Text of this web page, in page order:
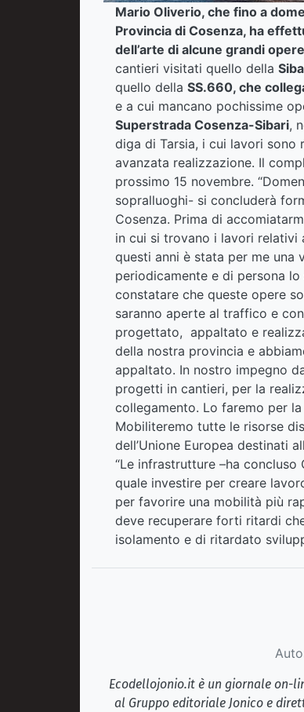
Mario Oliverio, che fino a
Provincia di Cosenza, ha
dell’arte di alcune grandi
cantieri visitati quello della
quello della SS.660, che
e a cui mancano pochissime
Superstrada Cosenza-Sibari,
diga di Tarsia, i cui lavori sono
avanzata realizzazione. Il
prossimo 15 novembre.
sopralluoghi- si concluderà
Cosenza. Prima di
in cui si trovano i lavori relativi
questi anni è stata per me una
periodicamente e di persona
constatare che queste opere
saranno aperte al traffico e
progettato, appaltato e
della nostra provincia e
appaltato. In nostro impegno
progetti in cantieri, per la
collegamento. Lo faremo per
Mobiliteremo tutte le risorse
dell’Unione Europea destinati
“Le infrastrutture –ha
quale investire per creare
per favorire una mobilità più
deve recuperare forti ritardi
isolamento e di ritardato
Ecodellojonio.it è un giornale on-
al Gruppo editoriale Jonico e